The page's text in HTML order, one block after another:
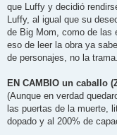
que Luffy y decidió
Luffy, al igual que su
de Big Mom, como de las
eso de leer la obra ya
de personajes, no la trama.
EN CAMBIO un caballo
(Aunque en verdad
las puertas de la muerte,
dopado y al 200% de